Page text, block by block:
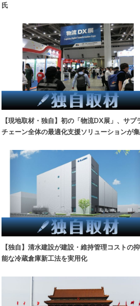
氏
【現地取材・独自】初の「物流DX展」、サプ
チェーン全体の最適化支援ソリューションが
【独自】清水建設が建設・維持管理コストの
能な冷蔵倉庫新工法を実用化